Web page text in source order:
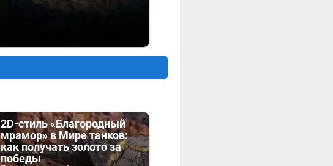
2D-стиль «Благородный
мрамор» в Мире танков:
как получать золото за
победы